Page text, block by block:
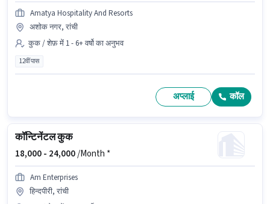
Amatya Hospitality And Resorts
अशोक नगर, रांची
कुक / शेफ़ में 1 - 6+ वर्षो का अनुभव
12वीं पास
अप्लाई कॉल
कॉन्टिनेंटल कुक
18,000 - 24,000/Month *
Am Enterprises
हिन्दपीरी, रांची